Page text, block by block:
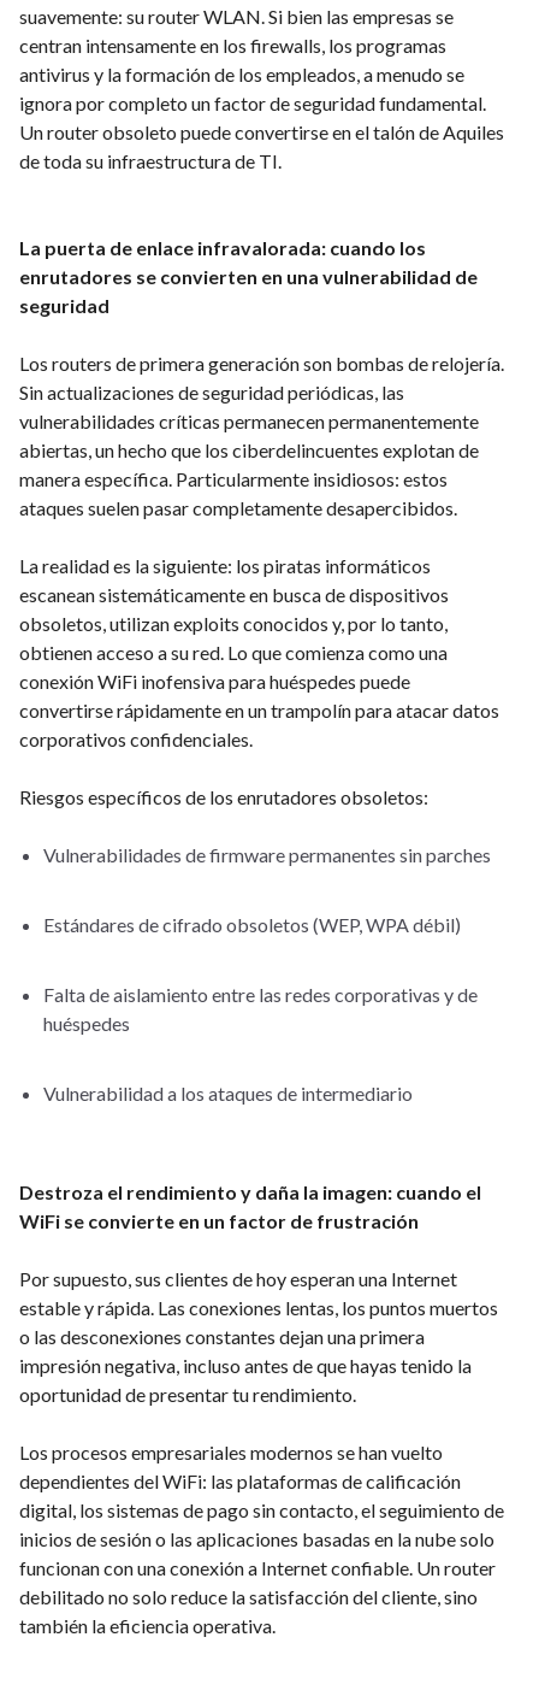
suavemente: su router WLAN. Si bien las empresas se
centran intensamente en los firewalls, los programas
antivirus y la formación de los empleados, a menudo se
ignora por completo un factor de seguridad fundamental.
Un router obsoleto puede convertirse en el talón de Aquiles
de toda su infraestructura de TI.
La puerta de enlace infravalorada: cuando los
enrutadores se convierten en una vulnerabilidad de
seguridad
Los routers de primera generación son bombas de relojería.
Sin actualizaciones de seguridad periódicas, las
vulnerabilidades críticas permanecen permanentemente
abiertas, un hecho que los ciberdelincuentes explotan de
manera específica. Particularmente insidiosos: estos
ataques suelen pasar completamente desapercibidos.
La realidad es la siguiente: los piratas informáticos
escanean sistemáticamente en busca de dispositivos
obsoletos, utilizan exploits conocidos y, por lo tanto,
obtienen acceso a su red. Lo que comienza como una
conexión WiFi inofensiva para huéspedes puede
convertirse rápidamente en un trampolín para atacar datos
corporativos confidenciales.
Riesgos específicos de los enrutadores obsoletos:
Vulnerabilidades de firmware permanentes sin parches
Estándares de cifrado obsoletos (WEP, WPA débil)
Falta de aislamiento entre las redes corporativas y de
huéspedes
Vulnerabilidad a los ataques de intermediario
Destroza el rendimiento y daña la imagen: cuando el
WiFi se convierte en un factor de frustración
Por supuesto, sus clientes de hoy esperan una Internet
estable y rápida. Las conexiones lentas, los puntos muertos
o las desconexiones constantes dejan una primera
impresión negativa, incluso antes de que hayas tenido la
oportunidad de presentar tu rendimiento.
Los procesos empresariales modernos se han vuelto
dependientes del WiFi: las plataformas de calificación
digital, los sistemas de pago sin contacto, el seguimiento de
inicios de sesión o las aplicaciones basadas en la nube solo
funcionan con una conexión a Internet confiable. Un router
debilitado no solo reduce la satisfacción del cliente, sino
también la eficiencia operativa.